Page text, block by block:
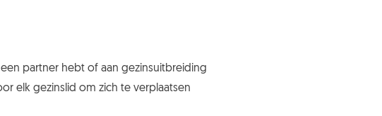
partner hebt of aan gezinsuitbreiding
elk gezinslid om zich te verplaatsen